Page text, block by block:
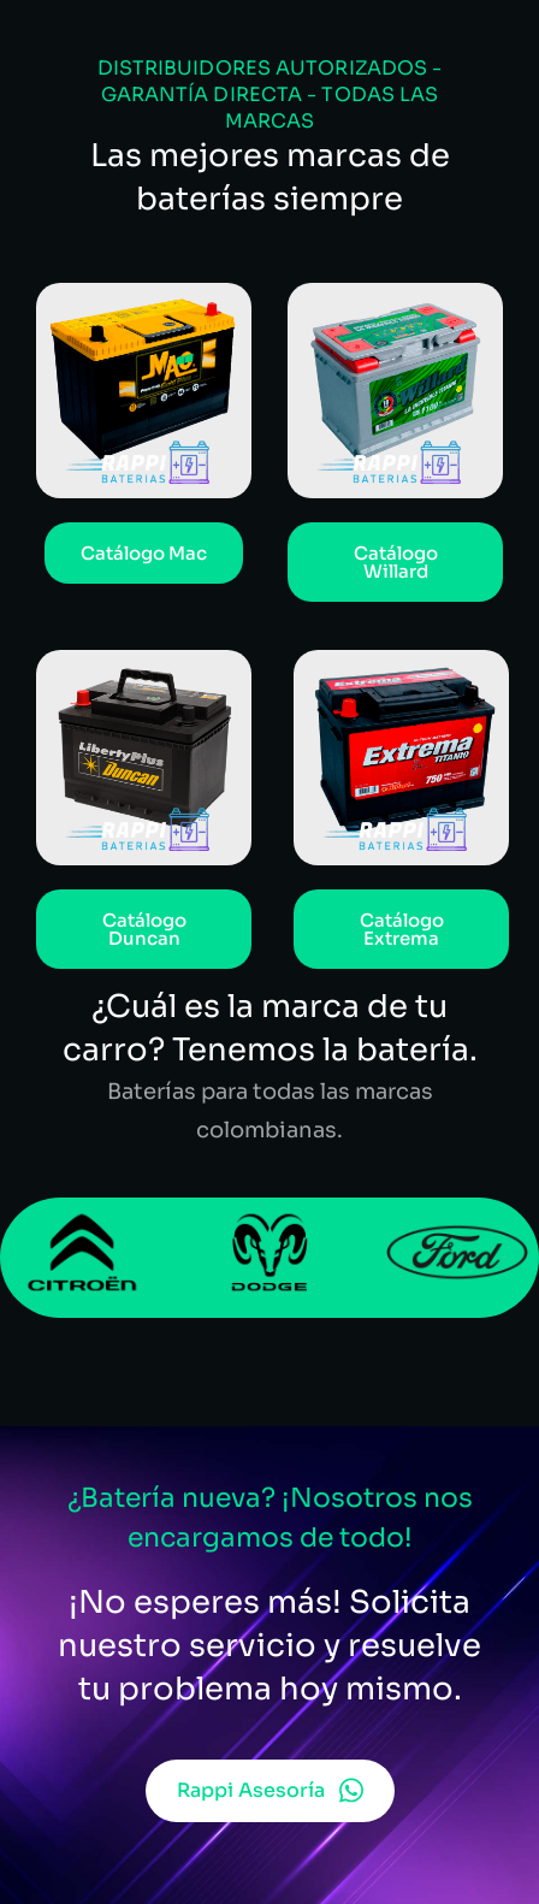
DISTRIBUIDORES AUTORIZADOS -
GARANTÍA DIRECTA - TODAS LAS
MARCAS
Las mejores marcas de
baterías siempre
Catálogo Mac Catálogo
Willard
Catálogo
Duncan
Catálogo
Extrema
¿Cuál es la marca de tu
carro? Tenemos la batería.
Baterías para todas las marcas
colombianas.
¿Batería nueva? ¡Nosotros nos
encargamos de todo!
¡No esperes más! Solicita
nuestro servicio y resuelve
tu problema hoy mismo.
Rappi Asesoría